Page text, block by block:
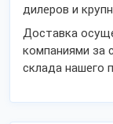
дилеров и
Доставка
компаниями за
склада нашего